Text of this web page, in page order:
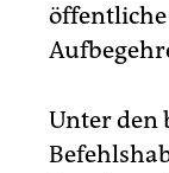
öffentliche
Unter den